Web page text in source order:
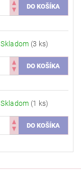
Skladom (3 ks)
Skladom (1 ks)